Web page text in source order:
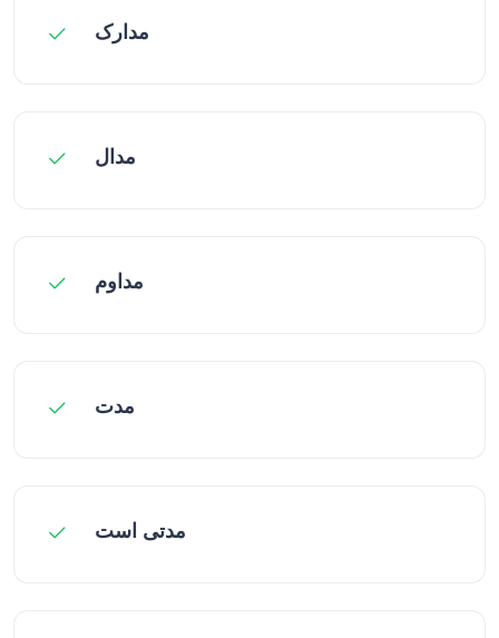
مدارک
مدال
مداوم
مدت
مدتی است